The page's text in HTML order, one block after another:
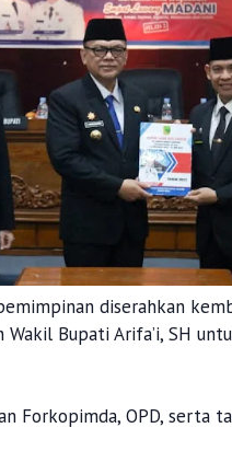
diserahkan
Wakil Bupati Arifa’i, SH
Forkopimda, OPD, serta